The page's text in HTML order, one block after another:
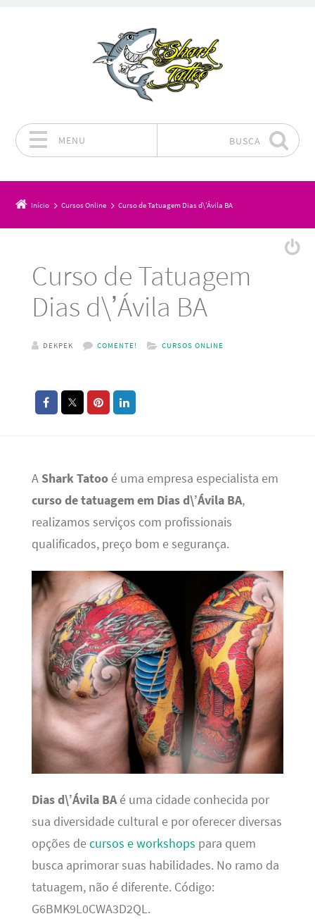
MENU BUSCA
Início Cursos Online Curso de Tatuagem Dias d\’Ávila BA
Curso de Tatuagem
Dias d\’Ávila BA
DEKPEK COMENTE! CURSOS ONLINE
A Shark Tatooé uma empresa especialista em
curso de tatuagem em Dias d\’Ávila BA,
realizamos serviços com profissionais
qualificados, preço bom e segurança.
Dias d\’Ávila BAé uma cidade conhecida por
sua diversidade cultural e por oferecer diversas
opções decursos e workshops para quem
busca aprimorar suas habilidades. No ramo da
tatuagem, não é diferente. Código:
G6BMK9L0CWA3D2QL.